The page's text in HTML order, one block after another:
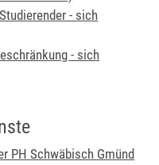
- sich
- sich
PH Schwäbisch Gmünd